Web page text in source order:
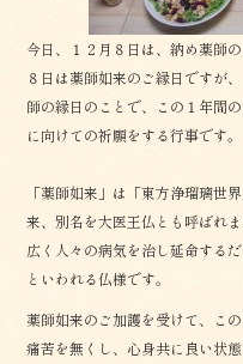
今日、１２月８日は、納め薬師の
８日は薬師如来のご縁日ですが
師の縁日のことで、この１年間
に向けての祈願をする行事です。
「薬師如来」は「東方浄瑠璃世
来、別名を大医王仏とも呼ばれま
広く人々の病気を治し延命する
といわれる仏様です。
薬師如来のご加護を受けて、こ
痛苦を無くし、心身共に良い状